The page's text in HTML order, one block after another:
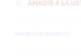
AÑADIR A LA